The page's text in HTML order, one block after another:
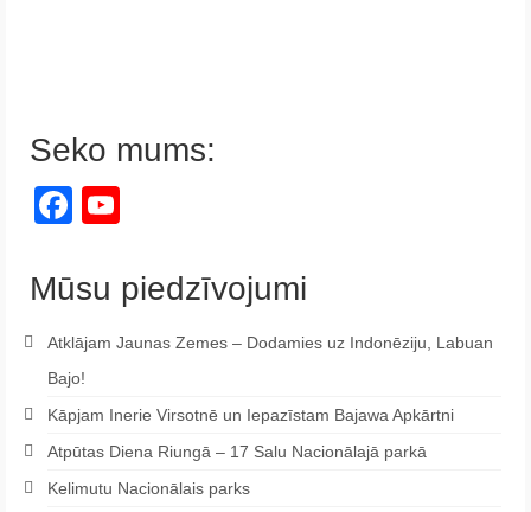
Seko mums:
Facebook
Mūsu piedzīvojumi
Atklājam Jaunas Zemes – Dodamies uz Indonēziju, Labuan
Bajo!
Kāpjam Inerie Virsotnē un Iepazīstam Bajawa Apkārtni
Atpūtas Diena Riungā – 17 Salu Nacionālajā parkā
Kelimutu Nacionālais parks